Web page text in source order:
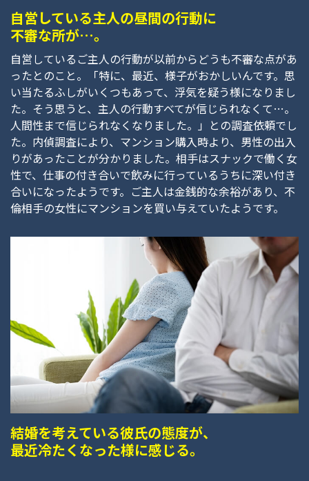
自営している主人の昼間の行動に
不審な所が…。
自営しているご主人の行動が以前からどうも不審な点があ
ったとのこと。「特に、最近、様子がおかしいんです。思
い当たるふしがいくつもあって、浮気を疑う様になりまし
た。そう思うと、主人の行動すべてが信じられなくて…。
人間性まで信じられなくなりました。」との調査依頼でし
た。内偵調査により、マンション購入時より、男性の出入
りがあったことが分かりました。相手はスナックで働く女
性で、仕事の付き合いで飲みに行っているうちに深い付き
合いになったようです。ご主人は金銭的な余裕があり、不
倫相手の女性にマンションを買い与えていたようです。
結婚を考えている彼氏の態度が、
最近冷たくなった様に感じる。